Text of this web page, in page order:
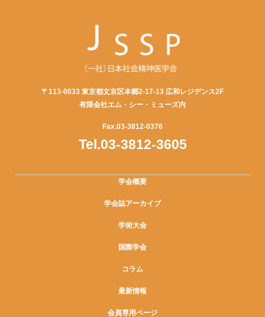
〒113-0033 東京都文京区本郷2-17-13 広和レジデンス2F
有限会社エム・シー・ミューズ内
Fax.03-3812-0376
Tel.03-3812-3605
学会概要
学会誌アーカイブ
学術大会
国際学会
コラム
最新情報
会員専用ページ